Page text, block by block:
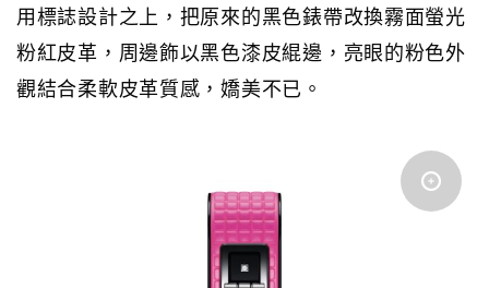
用標誌設計之上，把原來的黑色錶帶改換霧面螢光
粉紅皮革，周邊飾以黑色漆皮緄邊，亮眼的粉色外
觀結合柔軟皮革質感，嬌美不已。